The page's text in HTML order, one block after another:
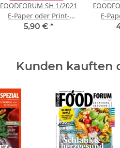
FOODFORUM SH 1/2021
E-Paper oder Print-
Ausgabe
5,90 € *
E-
Kunden kauften